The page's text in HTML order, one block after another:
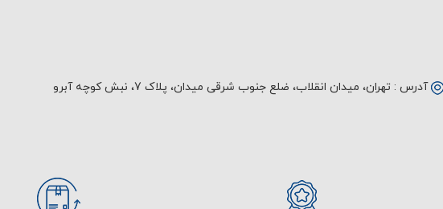
آدرس : تهران، میدان انقلاب، ضلع جنوب شرقی میدان، پلاک 7، نبش کوچه آبرو